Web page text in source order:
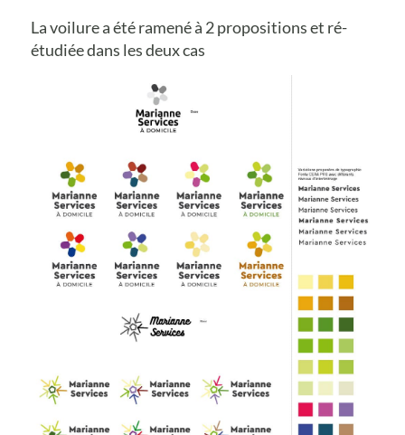
La voilure a été ramené à 2 propositions et ré-
étudiée dans les deux cas